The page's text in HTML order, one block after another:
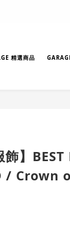
精選商品
飾】
/ Crown